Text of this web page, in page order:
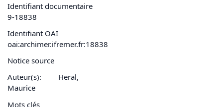
Identifiant documentaire
9-18838
Identifiant OAI
oai:archimer.ifremer.fr:18838
Notice source
Auteur(s):
Heral,
Maurice
Mots clés